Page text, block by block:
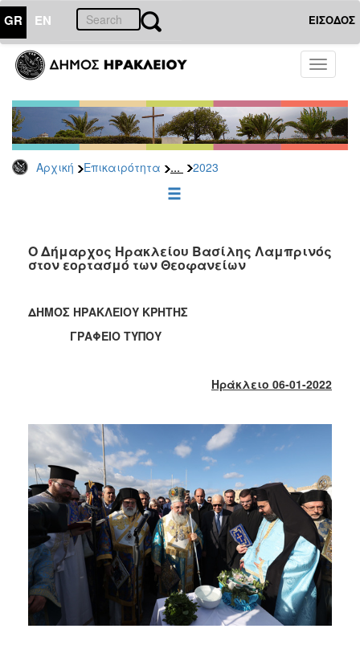
GR EN ΕΙΣΟΔΟΣ
Toggle
Αρχική Επικαιρότητα ... 2023
ΕΠΙΚΑΙΡΟΤΗΤΑ
Τύπου
Αρχείο
2026
2025
2022
2021
2019
2018
2013
2012
2011
2010
2006
ΔΗΜΟΤΗΣ
Ο Δήμαρχος Ηρακλείου Βασίλης Λαμπρινός
στον εορτασμό των Θεοφανείων
ΔΗΜΟΣ ΗΡΑΚΛΕΙΟΥ ΚΡΗΤΗΣ
ΓΡΑΦΕΙΟ ΤΥΠΟΥ
Ηράκλειο 06-01-2022